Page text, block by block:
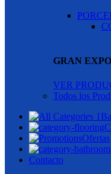
GRAN
VER
Todos los
Ofertas
Contacto